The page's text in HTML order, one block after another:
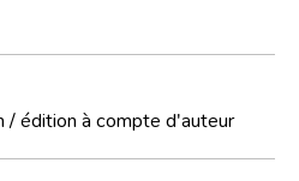
/ édition à compte d'auteur